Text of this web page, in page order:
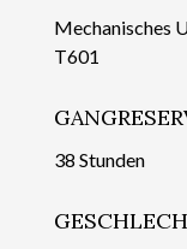
Mechanisches
T601
38 Stunden